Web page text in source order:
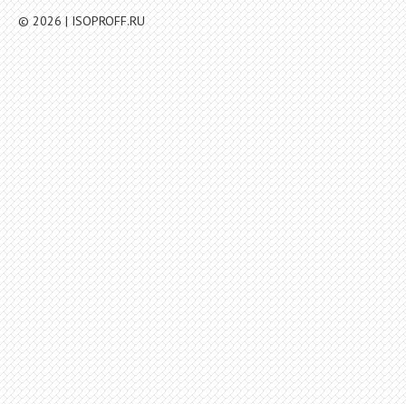
© 2026 | ISOPROFF.RU